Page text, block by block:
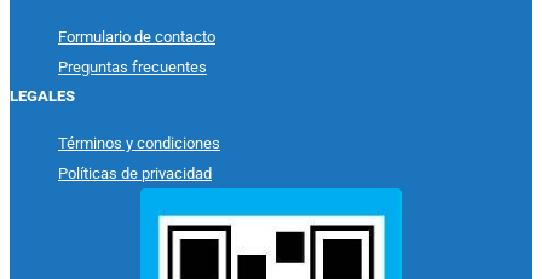
Formulario de contacto
Preguntas frecuentes
LEGALES
Términos y condiciones
Políticas de privacidad